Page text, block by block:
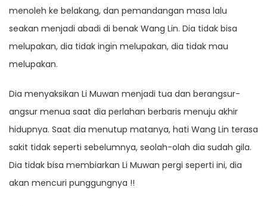
menoleh ke belakang, dan pemandangan masa lalu
seakan menjadi abadi di benak Wang Lin. Dia tidak bisa
melupakan, dia tidak ingin melupakan, dia tidak mau
melupakan.
Dia menyaksikan Li Muwan menjadi tua dan berangsur-
angsur menua saat dia perlahan berbaris menuju akhir
hidupnya. Saat dia menutup matanya, hati Wang Lin terasa
sakit tidak seperti sebelumnya, seolah-olah dia sudah gila.
Dia tidak bisa membiarkan Li Muwan pergi seperti ini, dia
akan mencuri punggungnya !!